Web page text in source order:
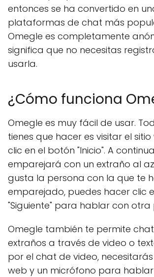
entonces se ha convertido en
plataformas de chat más
Omegle es completamente
significa que no necesitas
usarla.
¿Cómo funciona
Omegle es muy fácil de usar.
tienes que hacer es visitar el
clic en el botón "Inicio". A
emparejará con un extraño al
gusta la persona con la que te
emparejado, puedes hacer clic
"Siguiente" para hablar con otra
Omegle también te permite
extraños a través de video o
por el chat de video,
web y un micrófono para